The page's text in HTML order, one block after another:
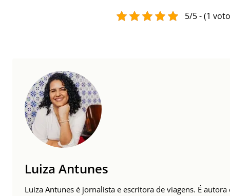
5/5 - (1
Luiza Antunes
Luiza Antunes é jornalista e escritora de viagens. É